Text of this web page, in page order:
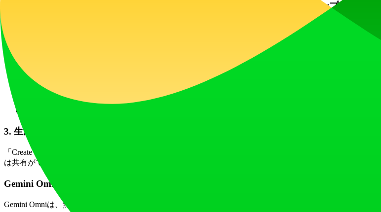
画像からビデオ: 参照画像をアップロードします。次に、付随するプロンプトボッ
2. 設定を構成する
ビジョンとプラットフォーム要件に合わせてクリエイティブパラメータを調整します:
希望する ### 解像度（720p、1080p、4K）を選択します。
ターゲットプラットフォームに合わせて ### アスペクト比（16:9、9:16、Auto）を選択します。
利用可能なプリセットから ### クリエイティブスタイルを選びます。
3. 生成してエクスポートする
「Create Video」をクリックします。クリップは処理され、「Results」または「History」セクションに
は共有ができます。すべての作成は、将来の結果を向上させるためのプロンプトスキルを磨く手助けになり
Gemini Omniの価格は？
Gemini Omniは、無料ティアとスケーラブルなサブスクリプションプランを備えた柔軟な価格体系を提供